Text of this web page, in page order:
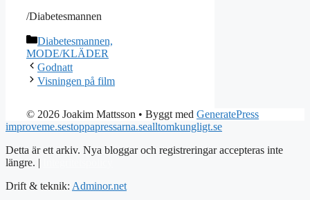
/Diabetesmannen
Kategorier
Diabetesmannen,
MODE/KLÄDER
Godnatt
Visningen på film
© 2026 Joakim Mattsson • Byggt med GeneratePress
improveme.sestoppapressarna.sealltomkungligt.se
Detta är ett arkiv. Nya bloggar och registreringar accepteras inte
längre. |
Drift & teknik: Adminor.net